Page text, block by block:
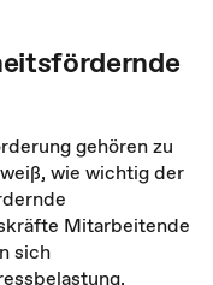
gehören zu
wie wichtig der
Mitarbeitende
sich